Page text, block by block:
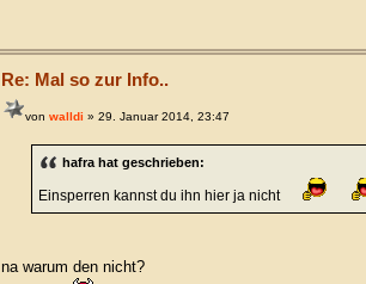
Re: Mal so zur Info..
vonwalldi » 29. Januar 2014, 23:47
hafra hat geschrieben:
Einsperren kannst du ihn hier ja nicht
na warum den nicht?